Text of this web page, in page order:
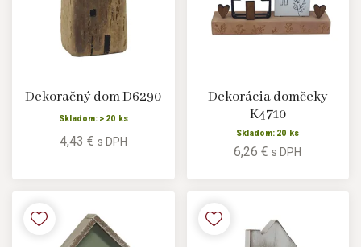
Dekoračný dom D6290
Skladom: > 20 ks
4,43 € s DPH
Dekorácia domčeky
K4710
Skladom: 20 ks
6,26 €s DPH